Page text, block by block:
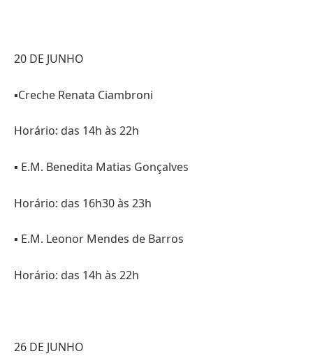
20 DE JUNHO
▪️Creche Renata Ciambroni
Horário: das 14h às 22h
▪️ E.M. Benedita Matias Gonçalves
Horário: das 16h30 às 23h
▪️ E.M. Leonor Mendes de Barros
Horário: das 14h às 22h
26 DE JUNHO